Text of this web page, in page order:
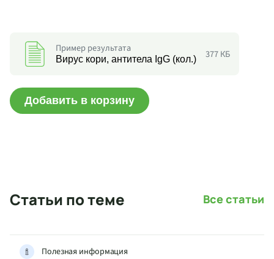
Пример результата
Вирус кори, антитела IgG (кол.) 377 КБ
Добавить в корзину
Статьи по теме Все статьи
Полезная информация